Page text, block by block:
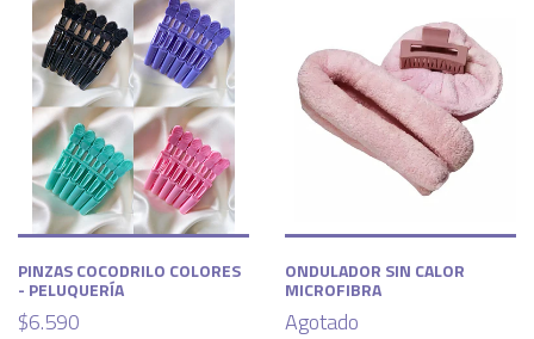
PINZAS COCODRILO COLORES
- PELUQUERÍA
$6.590
ONDULADOR SIN CALOR
MICROFIBRA
Agotado